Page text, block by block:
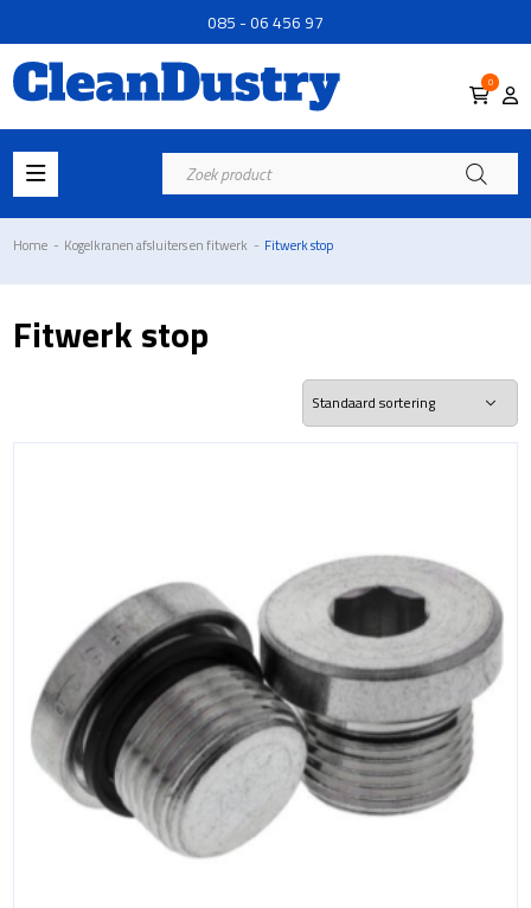
085 - 06 456 97
0
Producten
zoeken
Home - Kogelkranen afsluiters en fitwerk - Fitwerk stop
Fitwerk stop